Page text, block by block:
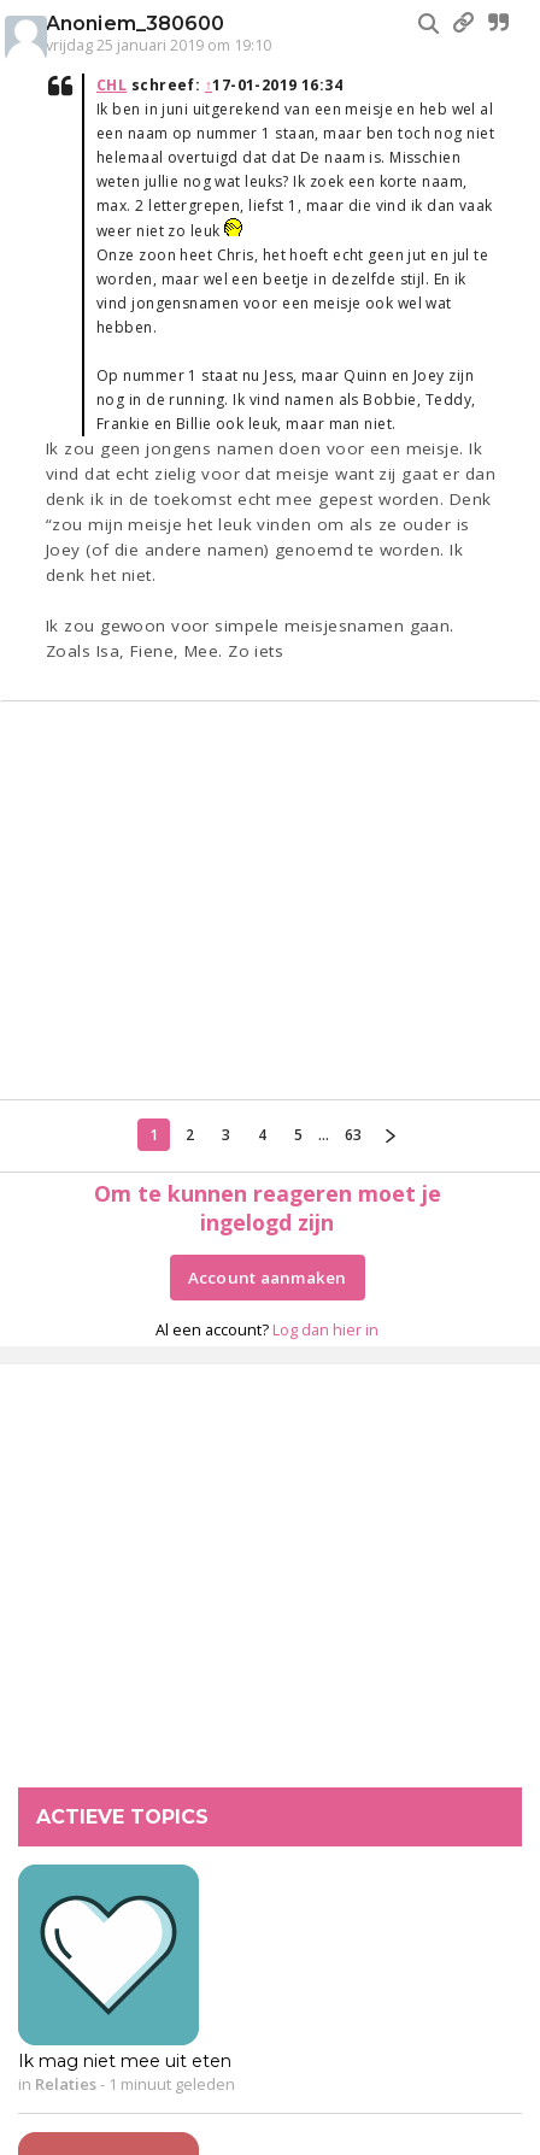
Anoniem_380600
vrijdag 25 januari 2019 om 19:10
CHL schreef: ↑17-01-2019 16:34
Ik ben in juni uitgerekend van een meisje en heb wel al
een naam op nummer 1 staan, maar ben toch nog niet
helemaal overtuigd dat dat De naam is. Misschien
weten jullie nog wat leuks? Ik zoek een korte naam,
max. 2 lettergrepen, liefst 1, maar die vind ik dan vaak
weer niet zo leuk
Onze zoon heet Chris, het hoeft echt geen jut en jul te
worden, maar wel een beetje in dezelfde stijl. En ik
vind jongensnamen voor een meisje ook wel wat
hebben.
Op nummer 1 staat nu Jess, maar Quinn en Joey zijn
nog in de running. Ik vind namen als Bobbie, Teddy,
Frankie en Billie ook leuk, maar man niet.
Ik zou geen jongens namen doen voor een meisje. Ik
vind dat echt zielig voor dat meisje want zij gaat er dan
denk ik in de toekomst echt mee gepest worden. Denk
“zou mijn meisje het leuk vinden om als ze ouder is
Joey (of die andere namen) genoemd te worden. Ik
denk het niet.
Ik zou gewoon voor simpele meisjesnamen gaan.
Zoals Isa, Fiene, Mee. Zo iets
1 2 3 4 5 ... 63
Om te kunnen reageren moet je
ingelogd zijn
Account aanmaken
Al een account? Log dan hier in
ACTIEVE TOPICS
Ik mag niet mee uit eten
in Relaties- 1 minuut geleden